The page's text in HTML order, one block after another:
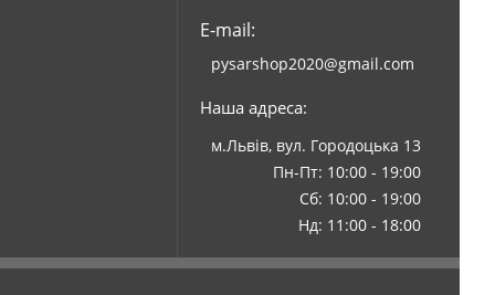
E-mail:
pysarshop2020@gmail.com
Наша адреса:
м.Львів, вул. Городоцька 13
Пн-Пт: 10:00 - 19:00
Сб: 10:00 - 19:00
Нд: 11:00 - 18:00